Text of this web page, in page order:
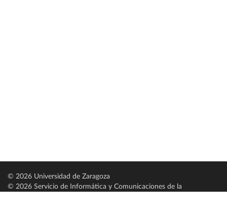
© 2026 Universidad de Zaragoza
© 2026 Servicio de Informática y Comunicaciones de la